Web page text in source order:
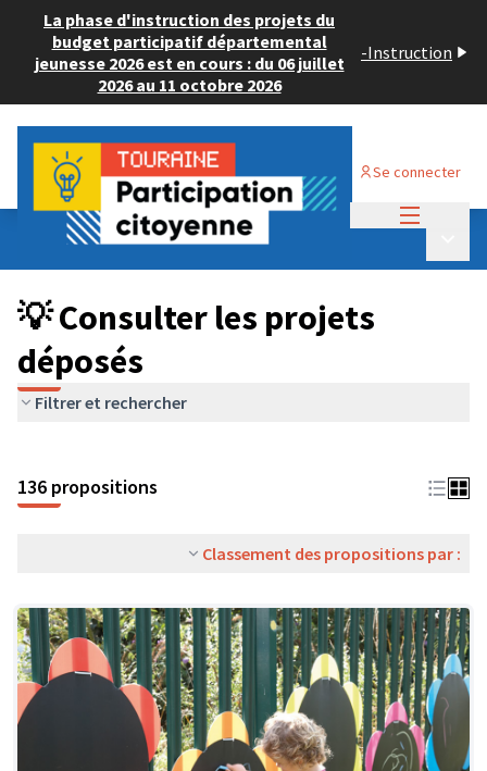
La phase d'instruction des projets du
budget participatif départemental
jeunesse 2026 est en cours : du 06 juillet
2026 au 11 octobre 2026
-Instruction
Se connecter
Budget Participatif JEUNESSE 2024
💡 Consulter les projets déposés
💡 Consulter les projets
déposés
Filtrer et rechercher
136 propositions
Classement des propositions par :